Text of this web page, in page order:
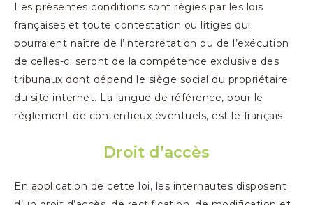
Les présentes conditions sont régies par les lois
françaises et toute contestation ou litiges qui
pourraient naître de l’interprétation ou de l’exécution
de celles-ci seront de la compétence exclusive des
tribunaux dont dépend le siège social du propriétaire
du site internet. La langue de référence, pour le
règlement de contentieux éventuels, est le français.
Droit d’accès
En application de cette loi, les internautes disposent